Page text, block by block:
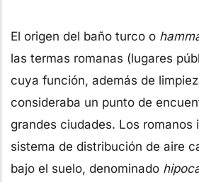
El origen del baño turco o
las termas romanas (lugares
cuya función, además de
consideraba un punto de
grandes ciudades. Los romanos
sistema de distribución de aire
bajo el suelo, denominado